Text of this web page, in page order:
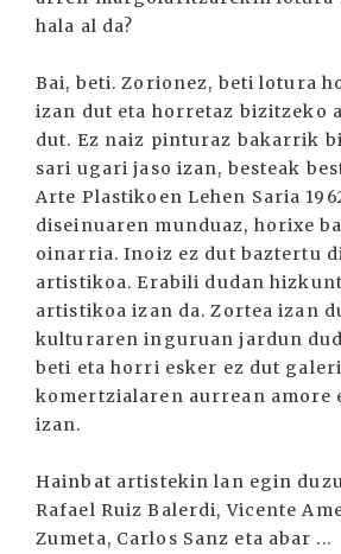
hala al da?
Bai, beti. Zorionez, beti lotura
izan dut eta horretaz bizitzeko
dut. Ez naiz pinturaz bakarrik
sari ugari jaso izan, besteak
Arte Plastikoen Lehen Saria
diseinuaren munduaz, horixe
oinarria. Inoiz ez dut baztertu
artistikoa. Erabili dudan
artistikoa izan da. Zortea izan
kulturaren inguruan jardun
beti eta horri esker ez dut
komertzialaren aurrean amore
izan.
Hainbat artistekin lan egin
Rafael Ruiz Balerdi, Vicente
Zumeta, Carlos Sanz eta abar ...